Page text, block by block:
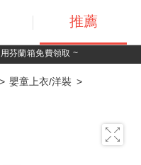
金立即折！
嬰童上衣/洋裝
推薦